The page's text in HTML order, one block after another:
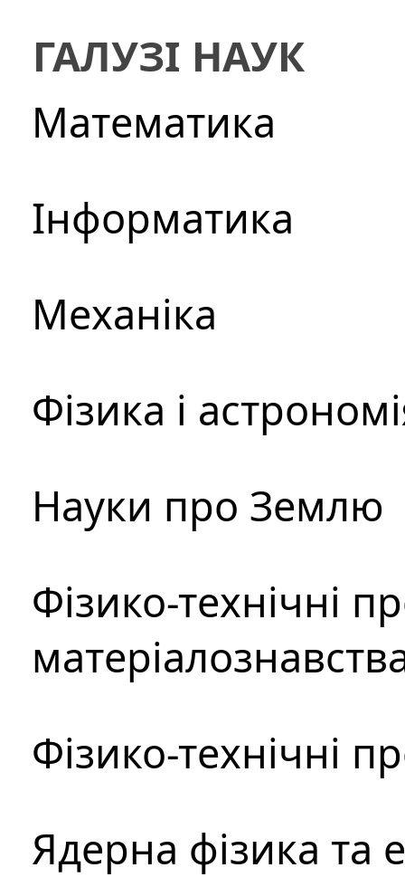
ГАЛУЗІ НАУК
Математика
Інформатика
Механіка
Фізика і
Науки про Землю
Фізико-технічні
Фізико-технічні
Ядерна фізика та